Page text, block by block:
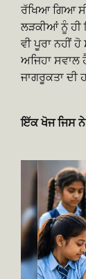
ਰੱਖਿਆ ਗਿਆ
ਲੜਕੀਆਂ ਨੂੰ ਹੀ
ਵੀ ਪੂਰਾ ਨਹੀਂ
ਅਜਿਹਾ ਸਵਾਲ
ਜਾਗਰੂਕਤਾ ਦੀ
ਇੱਕ ਖੋਜ ਜਿਸ